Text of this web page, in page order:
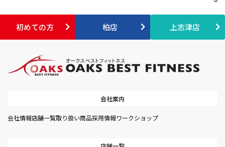
初めての方 柏店 上志津店
会社案内
会社情報店舗一覧取り扱い商品採用情報ワークショップ